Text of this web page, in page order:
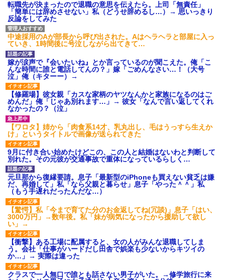
転職先が決まったので退職の意思を伝えたら。上司「無責任」
「簡単には辞めさせない」私（どうせ辞めるし…）→ 思いっきり
反論をしてみた
中途採用のAが部長から呼び出された。Aはヘラヘラと部屋に入っ
ていき、1時間後に号泣しながら出てきて…
嫁が涙声で『会いたいね』とか言っているのが聞こえた。俺「こ
んな時間に誰と電話してんの？」嫁「ごめんなさい…！（大号
泣」俺（キターー）→
【修羅場】彼女親「カスな家柄のヤツなんかと家族になるのはご
めんだ」俺「じゃあ別れます…」→ 彼女「なんで言い返してくれ
なかったの？（泣」
【ワロタ】姉から「肉食系14才、乳丸出し、毛はうっすら生えか
け」というタイトルで画像が送られてきた
9月に付き合い始めたけどこの、この人と結婚はないわと判断して
別れた。その元彼が交通事故で重体になっているらしく…
元旦那から復縁要請。息子「最新型のiPhoneも買えない貧乏は嫌
だ、再婚して」私「なら父親と暮らせ」息子「やった＾＾」私
（もう手遅れだったんだな…）
【驚愕】私「今まで育てた分のお金返してね(冗談)」息子「はい、
3000万円」→数年後。私「妹が病気になったから援助して欲し
い」→
【衝撃】ある工場に配属すると、女の人がみんな退職してしま
う。会社「仕事がハードだし田舎で娯楽も少ないからキツイの
か…」→ 実際は違った
クラスで一人無口で誰とも話さない男子がいた。→修学旅行に来